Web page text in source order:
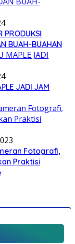
PRODUKSI
BUAH-BUAHAN
JADI JAM
Fotografi,
Praktisi